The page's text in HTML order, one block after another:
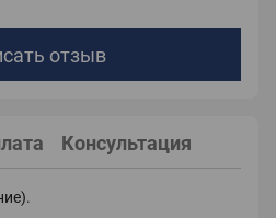
отзыв
Консультация